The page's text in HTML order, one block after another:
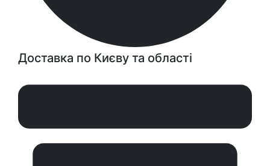
Доставка по Києву та області